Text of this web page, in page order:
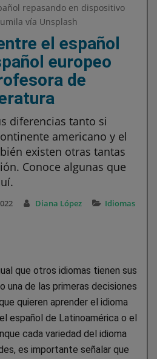
repasando en dispositivo
vía Unsplash
el español
europeo
de
diferencias tanto si
americano y el
existen otras tantas
Conoce algunas que
Diana López
Idiomas
que otros idiomas tienen sus
una de las primeras decisiones
quieren aprender el idioma
español de Latinoamérica o el
cada variedad del idioma
es importante señalar que